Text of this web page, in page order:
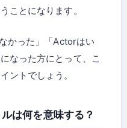
ことになります。
かった」「Actorはい
なった方にとって、こ
ントでしょう。
は何を意味する？